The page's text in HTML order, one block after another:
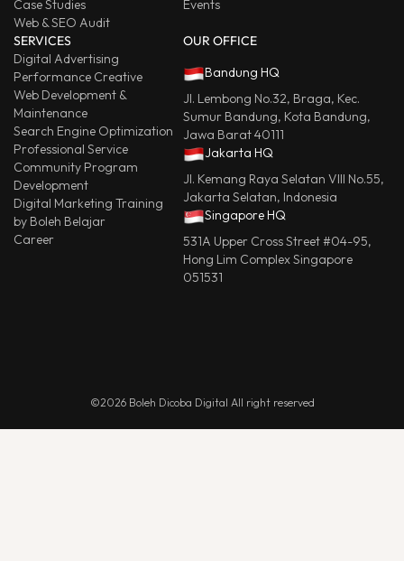
Case Studies
Web & SEO Audit
Events
SERVICES
Digital Advertising
Performance Creative
Web Development &
Maintenance
Search Engine Optimization
Professional Service
Community Program
Development
Digital Marketing Training
by Boleh Belajar
Career
OUR OFFICE
Bandung HQ
Jl. Lembong No.32, Braga, Kec.
Sumur Bandung, Kota Bandung,
Jawa Barat 40111
Jakarta HQ
Jl. Kemang Raya Selatan VIII No.55,
Jakarta Selatan, Indonesia
Singapore HQ
531A Upper Cross Street #04-95,
Hong Lim Complex Singapore
051531
©2026 Boleh Dicoba Digital All right reserved